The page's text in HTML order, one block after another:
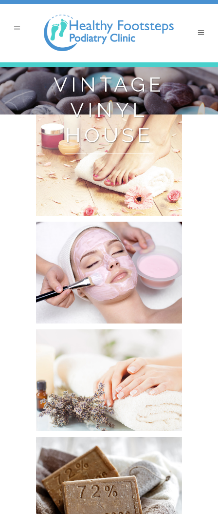
VINTAGE
VINYL
HOUSE